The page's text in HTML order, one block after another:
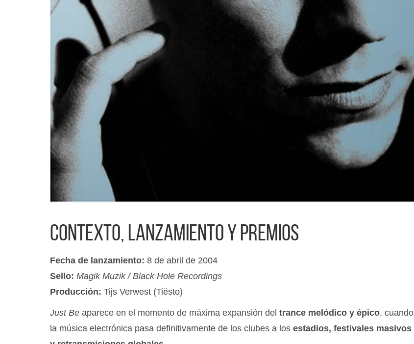
Contexto, lanzamiento y premios
Fecha de lanzamiento: 8 de abril de 2004
Sello: Magik Muzik / Black Hole Recordings
Producción: Tijs Verwest (Tiësto)
Just Be aparece en el momento de máxima expansión del trance melódico y épico, cuando
la música electrónica pasa definitivamente de los clubes a los estadios, festivales masivos